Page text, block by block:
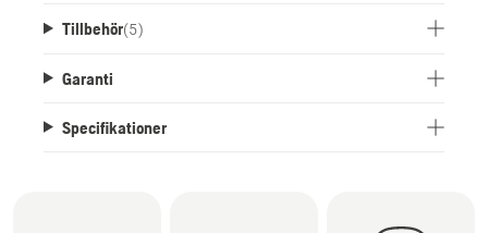
Tillbehör(5)
Garanti
Specifikationer